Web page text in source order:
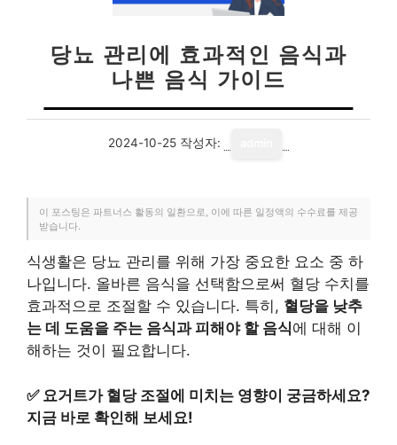
당뇨 관리에 효과적인 음식과
나쁜 음식 가이드
2024-10-25 작성자:
이 포스팅은 파트너스 활동의 일환으로, 이에 따른 일정액의 수수료를 제공
받습니다.
식생활은 당뇨 관리를 위해 가장 중요한 요소 중 하
나입니다. 올바른 음식을 선택함으로써 혈당 수치를
효과적으로 조절할 수 있습니다. 특히, 혈당을 낮추
는 데 도움을 주는 음식과 피해야 할 음식에 대해 이
해하는 것이 필요합니다.
✅ 요거트가 혈당 조절에 미치는 영향이 궁금하세요?
지금 바로 확인해 보세요!